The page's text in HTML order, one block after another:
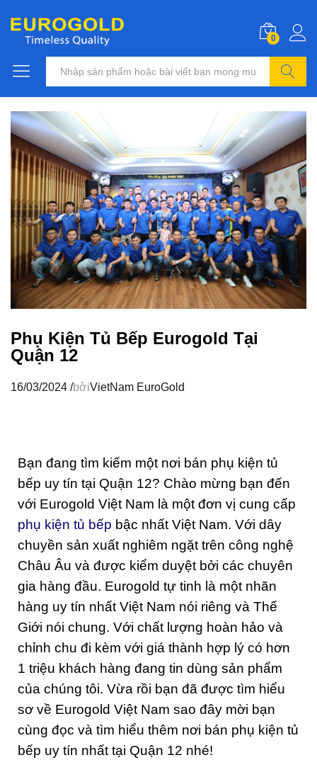
0
Phụ Kiện Tủ Bếp Eurogold Tại
Quận 12
16/03/2024 /bởiVietNam EuroGold
Bạn đang tìm kiếm một nơi bán phụ kiện tủ
bếp uy tín tại Quận 12? Chào mừng bạn đến
với Eurogold Việt Nam là một đơn vị cung cấp
phụ kiện tủ bếp bậc nhất Việt Nam. Với dây
chuyền sản xuất nghiêm ngặt trên công nghệ
Châu Âu và được kiểm duyệt bởi các chuyên
gia hàng đầu. Eurogold tự tinh là một nhãn
hàng uy tín nhất Việt Nam nói riêng và Thế
Giới nói chung. Với chất lượng hoàn hảo và
chỉnh chu đi kèm với giá thành hợp lý có hơn
1 triệu khách hàng đang tin dùng sản phẩm
của chúng tôi. Vừa rồi bạn đã được tìm hiểu
sơ về Eurogold Việt Nam sao đây mời bạn
cùng đọc và tìm hiểu thêm nơi bán phụ kiện tủ
bếp uy tín nhất tại Quận 12 nhé!